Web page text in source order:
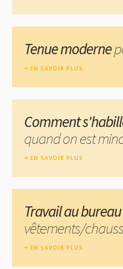
Tenue moderne
EN SAVOIR PLUS
Comment
quand on est
EN SAVOIR PLUS
Travail au bureau
vêtements/
EN SAVOIR PLUS